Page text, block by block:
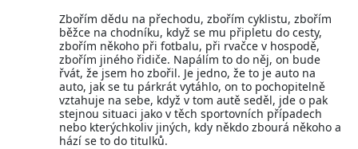
Zbořím dědu na přechodu, zbořím cyklistu, zbořím
běžce na chodníku, když se mu připletu do cesty,
zbořím někoho při fotbalu, při rvačce v hospodě,
zbořím jiného řidiče. Napálím to do něj, on bude
řvát, že jsem ho zbořil. Je jedno, že to je auto na
auto, jak se tu párkrát vytáhlo, on to pochopitelně
vztahuje na sebe, když v tom autě seděl, jde o pak
stejnou situaci jako v těch sportovních případech
nebo kterýchkoliv jiných, kdy někdo zbourá někoho a
hází se to do titulků.